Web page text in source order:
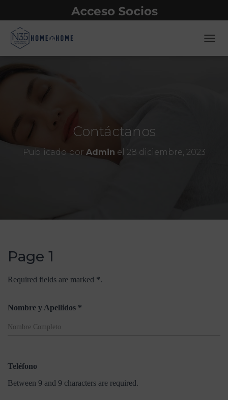
Contáctanos
Publicado por Admin el 28 diciembre, 2023
Page 1
Required fields are marked *.
Nombre y Apellidos (required)
*
Teléfono
Between 9 and 9 characters are required.